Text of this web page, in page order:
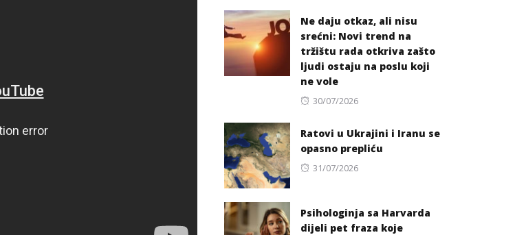
Ne daju otkaz, ali nisu
srećni: Novi trend na
tržištu rada otkriva zašto
ljudi ostaju na poslu koji
ne vole
Posted
30/07/2026
Ratovi u Ukrajini i Iranu se
opasno prepliću
Posted
31/07/2026
Psihologinja sa Harvarda
dijeli pet fraza koje